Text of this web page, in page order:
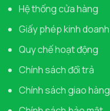
Hệ thống cửa hàng
Giấy phép kinh doanh
Quy chế hoạt động
Chính sách đổi trả
Chính sách giao hàng